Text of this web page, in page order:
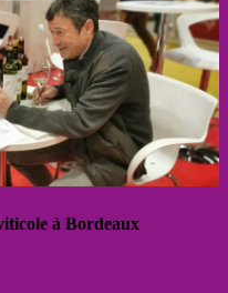
à Bordeaux